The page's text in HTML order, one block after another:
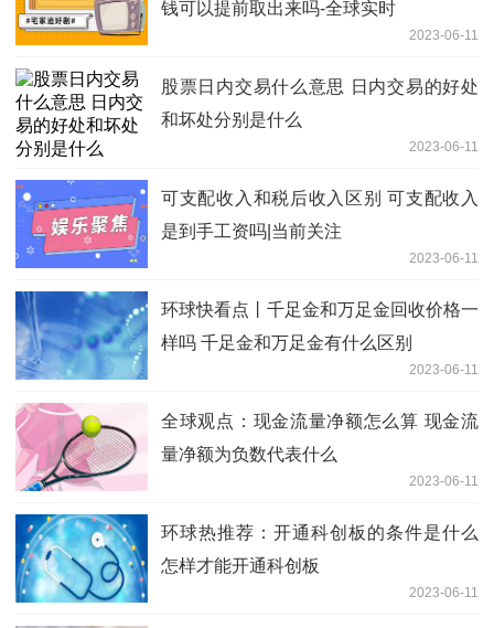
钱可以提前取出来吗-全球实时
2023-06-11
股票日内交易什么意思 日内交易的好处
和坏处分别是什么
2023-06-11
可支配收入和税后收入区别 可支配收入
是到手工资吗|当前关注
2023-06-11
环球快看点丨千足金和万足金回收价格一
样吗 千足金和万足金有什么区别
2023-06-11
全球观点：现金流量净额怎么算 现金流
量净额为负数代表什么
2023-06-11
环球热推荐：开通科创板的条件是什么
怎样才能开通科创板
2023-06-11